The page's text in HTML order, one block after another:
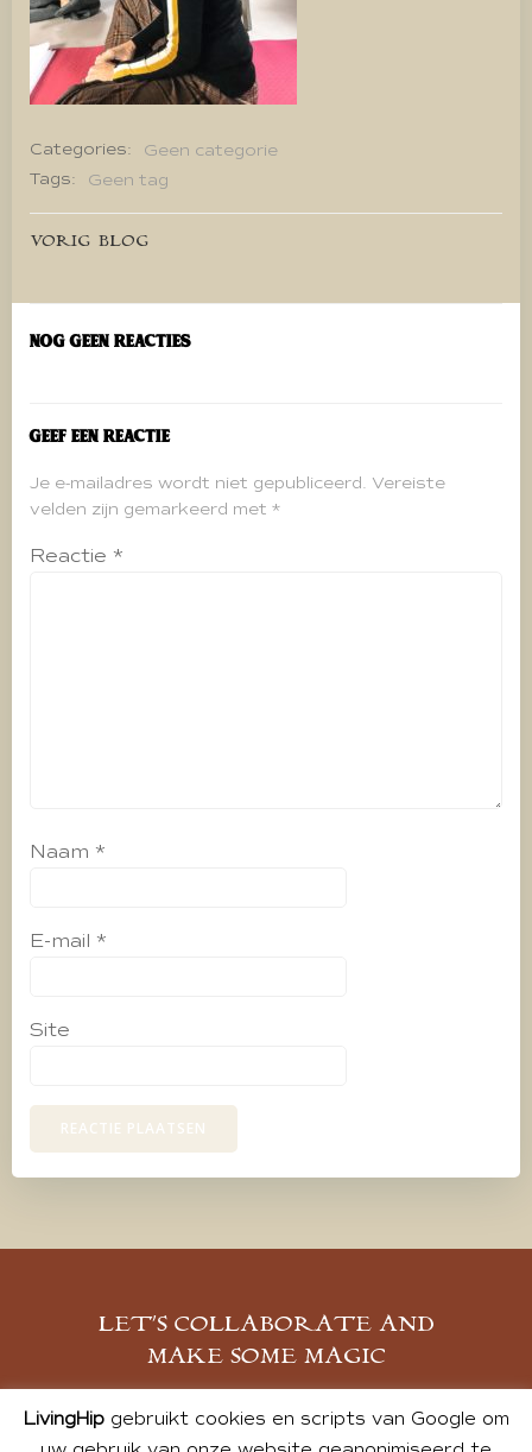
Categories:
Geen categorie
Tags:
Geen tag
Bericht
navigatie
VORIG BLOG
Nog geen reacties
Geef een reactie
Je e-mailadres wordt niet gepubliceerd. Vereiste
velden zijn gemarkeerd met *
Reactie *
Naam *
E-mail *
Site
LET’S COLLABORATE AND
MAKE SOME MAGIC
MELD JE AAN
LivingHipgebruikt cookies en scripts van Google om